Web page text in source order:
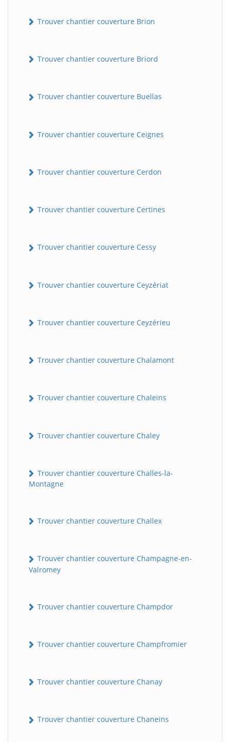
Trouver chantier couverture Brion
Trouver chantier couverture Briord
Trouver chantier couverture Buellas
Trouver chantier couverture Ceignes
Trouver chantier couverture Cerdon
Trouver chantier couverture Certines
Trouver chantier couverture Cessy
Trouver chantier couverture Ceyzériat
Trouver chantier couverture Ceyzérieu
Trouver chantier couverture Chalamont
Trouver chantier couverture Chaleins
Trouver chantier couverture Chaley
Trouver chantier couverture Challes-la-
Montagne
Trouver chantier couverture Challex
Trouver chantier couverture Champagne-en-
Valromey
Trouver chantier couverture Champdor
Trouver chantier couverture Champfromier
Trouver chantier couverture Chanay
Trouver chantier couverture Chaneins